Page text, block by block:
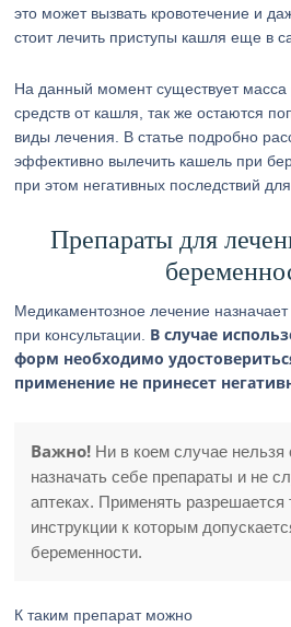
это может вызвать кровотечение и
стоит лечить приступы кашля еще в
На данный момент существует масса
средств от кашля, так же остаются
виды лечения. В статье подробно
эффективно вылечить кашель при
при этом негативных последствий
Препараты для
Медикаментозное лечение
при консультации. В случае
форм необходимо
применение не принесет
Важно! Ни в коем случае нельзя
назначать себе препараты и не
аптеках. Применять разрешается
инструкции к которым
беременности.
К таким препарат можно